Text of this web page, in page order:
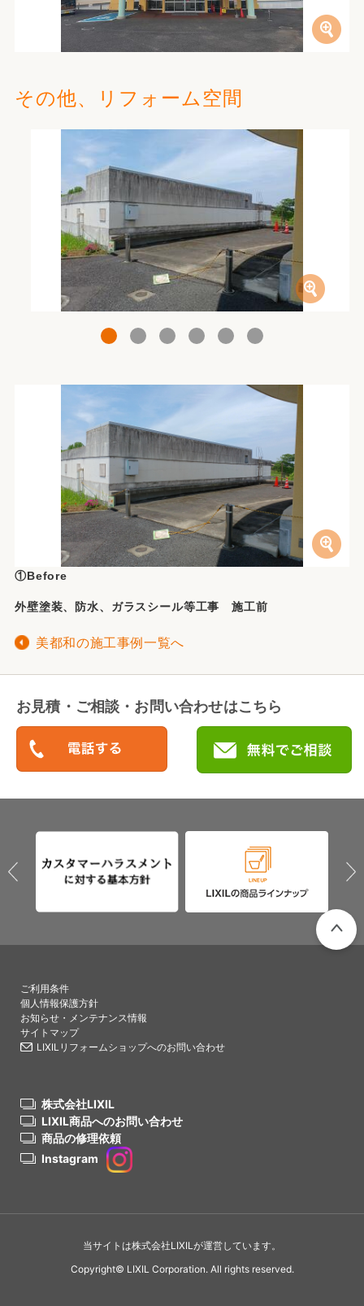
その他、リフォーム空間
①Before
外壁塗装、防水、ガラスシール等工事 施工前
美都和の施工事例一覧へ
お見積・ご相談・お問い合わせはこちら
ご利用条件
個人情報保護方針
お知らせ・メンテナンス情報
サイトマップ
LIXILリフォームショップへのお問い合わせ
株式会社LIXIL
LIXIL商品へのお問い合わせ
商品の修理依頼
Instagram
当サイトは株式会社LIXILが運営しています。
Copyright© LIXIL Corporation. All rights reserved.